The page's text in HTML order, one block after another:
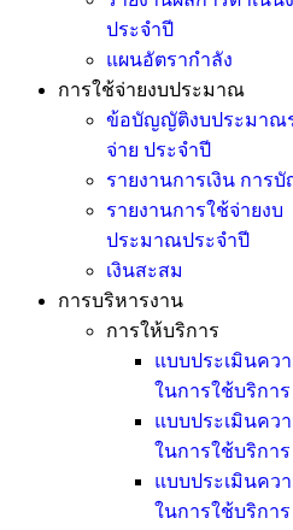
ประจำปี
แผนอัตรากำลัง
การใช้จ่ายงบประมาณ
ข้อบัญญัติงบประมาณ
จ่าย ประจำปี
รายงานการเงิน การ
รายงานการใช้จ่ายงบ
ประมาณประจำปี
เงินสะสม
การบริหารงาน
การให้บริการ
แบบประเมินคว
ในการใช้บริกา
แบบประเมินคว
ในการใช้บริกา
แบบประเมินคว
ในการใช้บริกา